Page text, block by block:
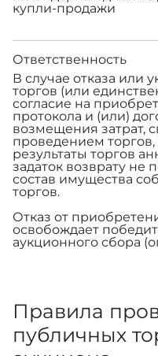
купли-продажи
Ответственность
В случае отказа или
торгов (или
согласие на
протокола и (или)
возмещения затрат,
проведением
результаты торгов
задаток возврату не
состав имущества
торгов.
Отказ от
освобождает
аукционного сбора
Правила
публичных